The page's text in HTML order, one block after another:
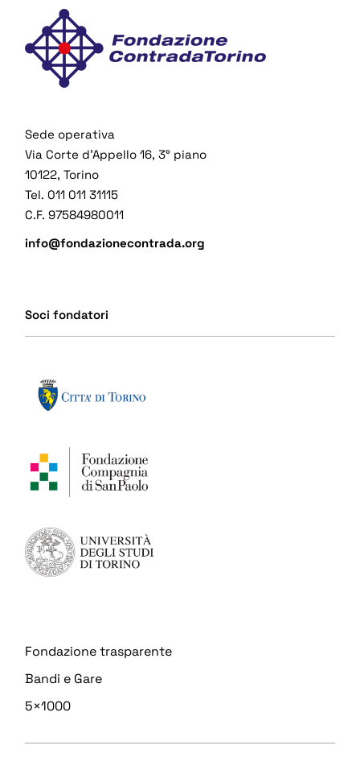
Sede operativa
Via Corte d’Appello 16, 3° piano
10122, Torino
Tel. 011 011 31115
C.F. 97584980011
info@fondazionecontrada.org
Soci fondatori
Fondazione trasparente
Bandi e Gare
5×1000